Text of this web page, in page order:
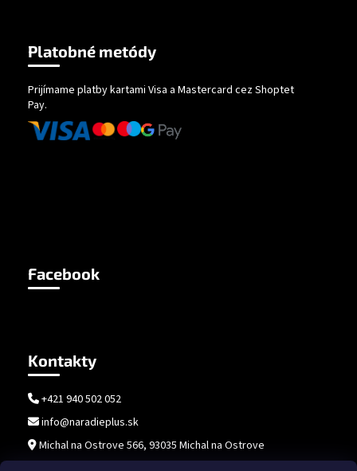
Platobné metódy
Prijímame platby kartami Visa a Mastercard cez Shoptet
Pay.
Facebook
Kontakty
+421 940 502 052
info@naradieplus.sk
Michal na Ostrove 566, 93035 Michal na Ostrove